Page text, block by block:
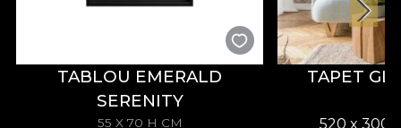
szacunku do natury wszystkie nasze tapety są
wykonane z naturalnych, ekologicznych i
biodegradowalnych materiałów. **House of
VLAdiLA zaleca użycie własnego kleju do aplikacji
tapet. W ten sposób możesz cieszyć się szybkim,
bezpiecznym i wydajnym procesem redekoracji,
TABLOU EMERALD
SERENITY
55 X 70 H CM
TAPET
520 x 300